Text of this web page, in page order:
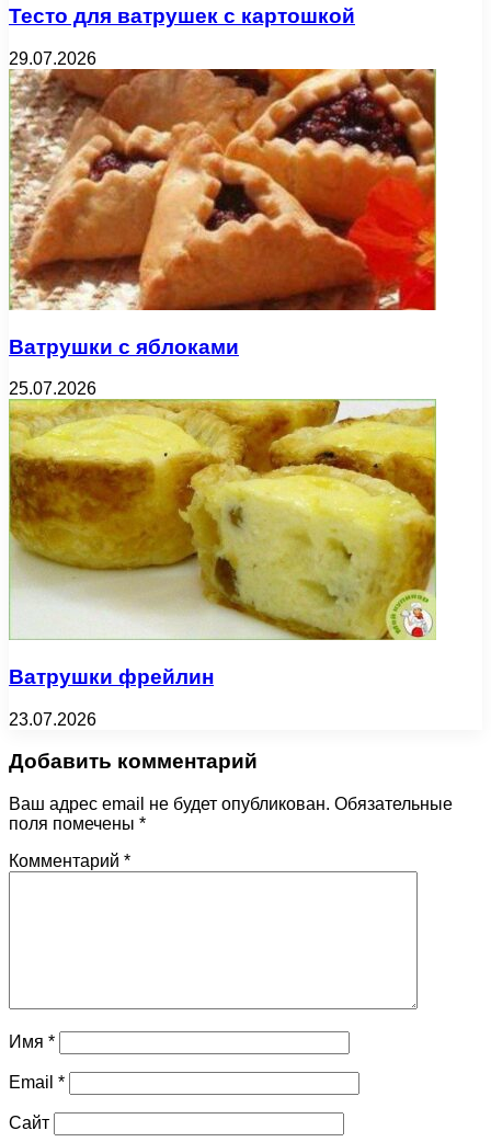
Тесто для ватрушек с картошкой
29.07.2026
Ватрушки с яблоками
25.07.2026
Ватрушки фрейлин
23.07.2026
Добавить комментарий
Ваш адрес email не будет опубликован. Обязательные
поля помечены *
Комментарий *
Имя *
Email *
Сайт